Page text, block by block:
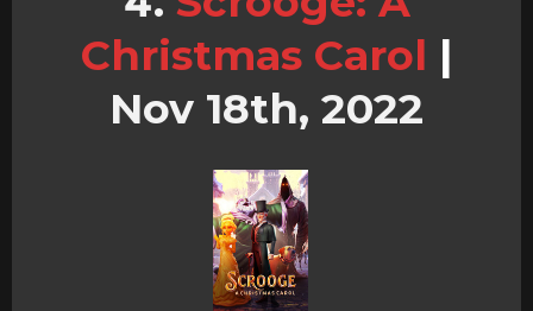
Christmas Carol |
Nov 18th, 2022